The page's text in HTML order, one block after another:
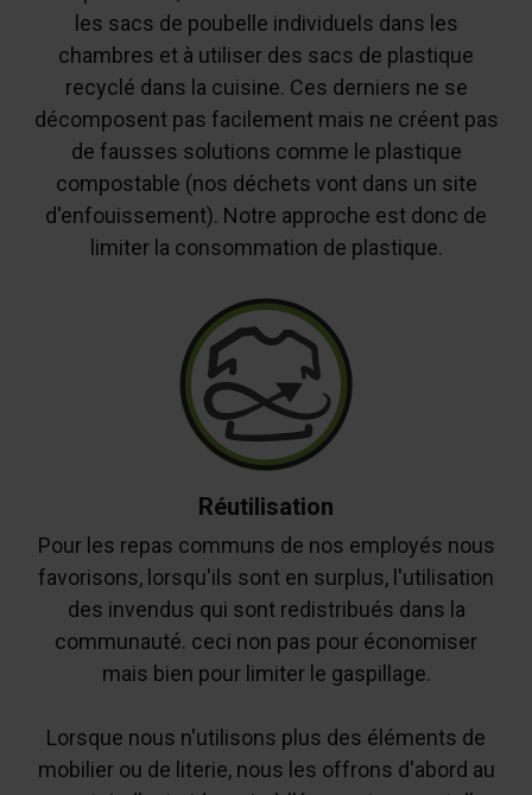
les sacs de poubelle individuels dans les
chambres et à utiliser des sacs de plastique
recyclé dans la cuisine. Ces derniers ne se
décomposent pas facilement mais ne créent pas
de fausses solutions comme le plastique
compostable (nos déchets vont dans un site
d'enfouissement). Notre approche est donc de
limiter la consommation de plastique.
Réutilisation
Pour les repas communs de nos employés nous
favorisons, lorsqu'ils sont en surplus, l'utilisation
des invendus qui sont redistribués dans la
communauté. ceci non pas pour économiser
mais bien pour limiter le gaspillage.
Lorsque nous n'utilisons plus des éléments de
mobilier ou de literie, nous les offrons d'abord au